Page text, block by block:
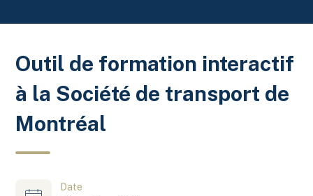
Outil de formation interactif
à la Société de transport de
Montréal
Date